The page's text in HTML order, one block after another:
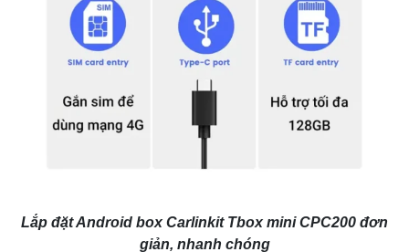
Lắp đặt Android box Carlinkit Tbox mini CPC200 đơn
giản, nhanh chóng